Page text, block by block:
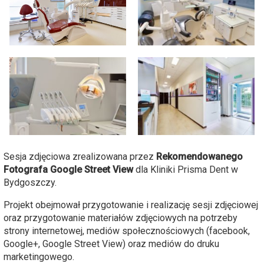
Sesja zdjęciowa zrealizowana przez Rekomendowanego
Fotografa Google Street Viewdla Kliniki Prisma Dent w
Bydgoszczy.
Projekt obejmował przygotowanie i realizację sesji zdjęciowej
oraz przygotowanie materiałów zdjęciowych na potrzeby
strony internetowej, mediów społecznościowych (facebook,
Google+, Google Street View) oraz mediów do druku
marketingowego.